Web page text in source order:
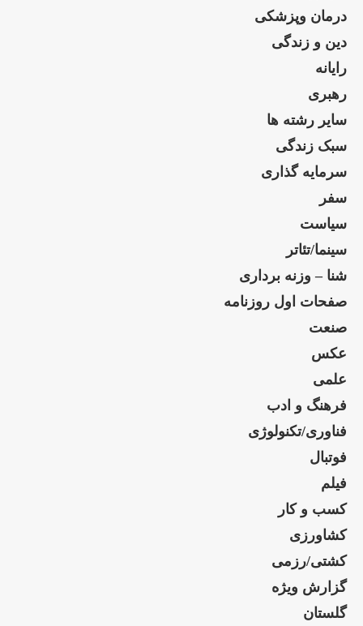
درمان وپزشکی
دین و زندگی
رایانه
رهبری
سایر رشته ها
سبک زندگی
سرمایه گذاری
سفر
سیاست
سینما/تئاتر
شنا – وزنه برداری
صفحات اول روزنامه
صنعت
عکس
علمی
فرهنگ و ادب
فناوری/تکنولوژی
فوتبال
فیلم
کسب و کار
کشاورزی
کشتی/رزمی
گزارش ویژه
گلستان